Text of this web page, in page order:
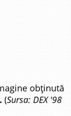
obținută
(Sursa: DEX '98